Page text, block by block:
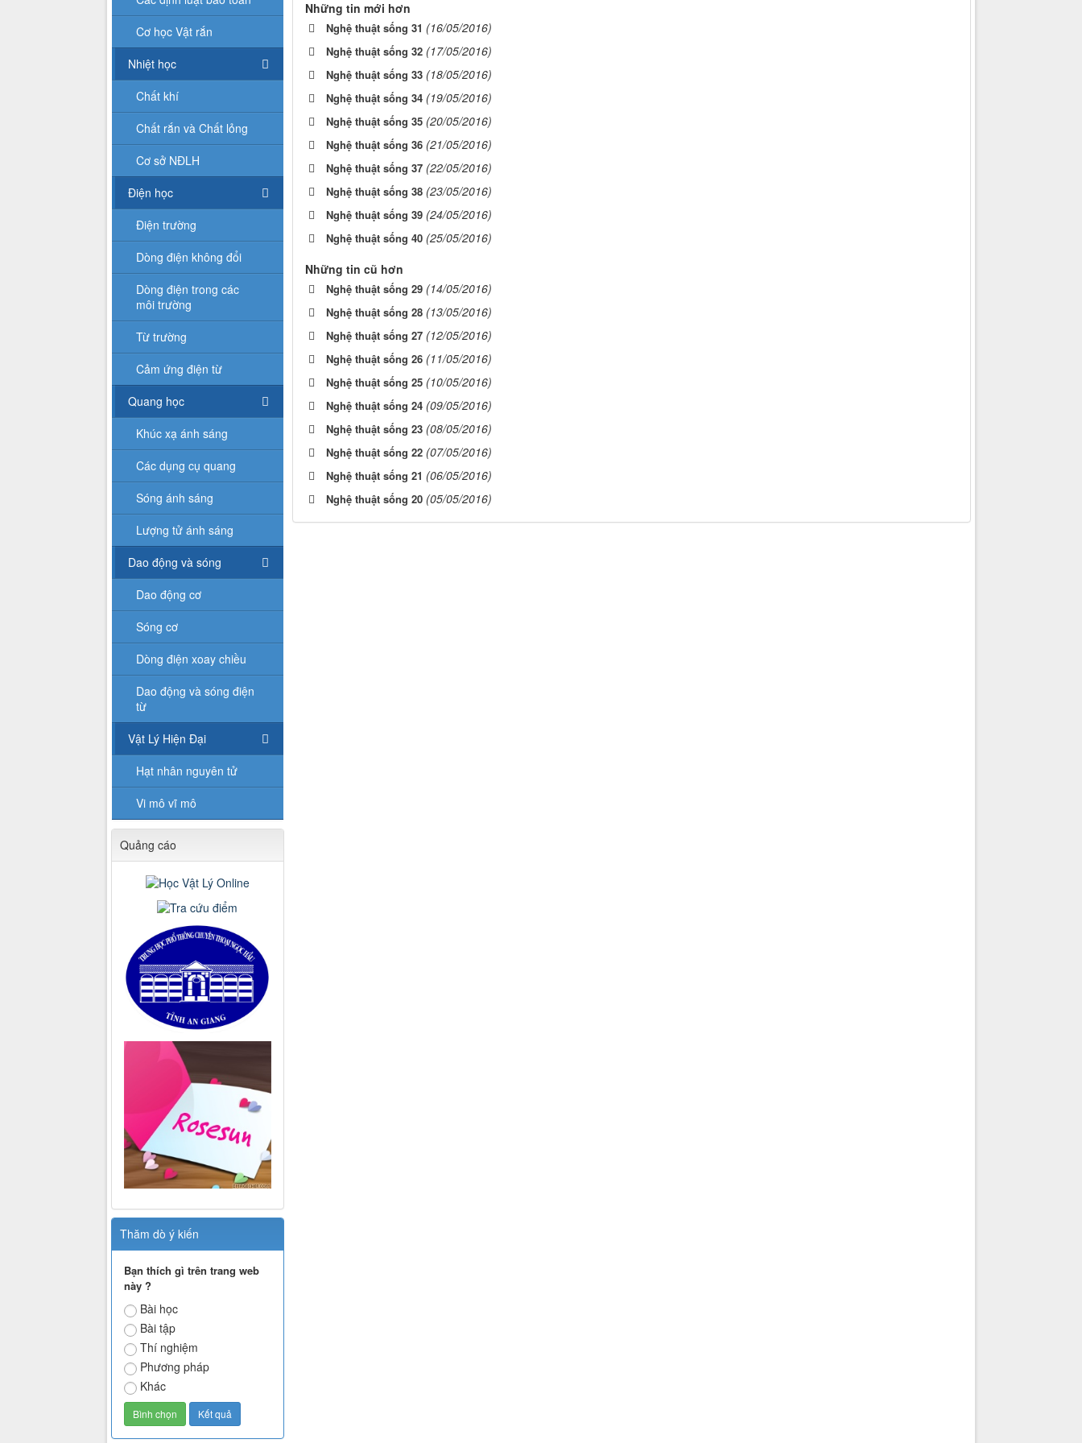
Những tin mới hơn
Nghệ thuật sống 31 (16/05/2016)
Nghệ thuật sống 32 (17/05/2016)
Nghệ thuật sống 33 (18/05/2016)
Nghệ thuật sống 34 (19/05/2016)
Nghệ thuật sống 35 (20/05/2016)
Nghệ thuật sống 36 (21/05/2016)
Nghệ thuật sống 37 (22/05/2016)
Nghệ thuật sống 38 (23/05/2016)
Nghệ thuật sống 39 (24/05/2016)
Nghệ thuật sống 40 (25/05/2016)
Những tin cũ hơn
Nghệ thuật sống 29 (14/05/2016)
Nghệ thuật sống 28 (13/05/2016)
Nghệ thuật sống 27 (12/05/2016)
Nghệ thuật sống 26 (11/05/2016)
Nghệ thuật sống 25 (10/05/2016)
Nghệ thuật sống 24 (09/05/2016)
Nghệ thuật sống 23 (08/05/2016)
Nghệ thuật sống 22 (07/05/2016)
Nghệ thuật sống 21 (06/05/2016)
Nghệ thuật sống 20 (05/05/2016)
Cơ học Vật rắn
Nhiệt học
Chất khí
Chất rắn và Chất lỏng
Cơ sở NĐLH
Điện học
Điện trường
Dòng điện không đổi
Dòng điện trong các
môi trường
Từ trường
Cảm ứng điện từ
Quang học
Khúc xạ ánh sáng
Các dụng cụ quang
Sóng ánh sáng
Lượng tử ánh sáng
Dao động và sóng
Dao động cơ
Sóng cơ
Dòng điện xoay chiều
Dao động và sóng điện
từ
Vật Lý Hiện Đại
Hạt nhân nguyên tử
Vi mô vĩ mô
Quảng cáo
Thăm dò ý kiến
Bạn thích gì trên trang web
này ?
Bài học
Bài tập
Thí nghiệm
Phương pháp
Khác